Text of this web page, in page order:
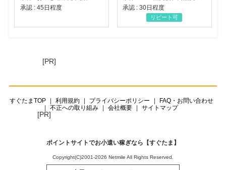
承認 : 45日程度
承認 : 30日程度
リピート可
[PR]
すぐたまTOP 利用規約 プライバシーポリシー
FAQ・お問い合わせ
不正への取り組み
会社概要 サイトマップ
[PR]
ポイントサイトでお小遣い稼ぎなら【すぐたま】
Copyright(C)2001-2026 Netmile All Rights Reserved.